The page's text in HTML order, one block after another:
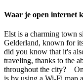
Waar je open internet
Elst is a charming town
Gelderland, known for
did you know that it's
traveling, thanks to the
throughout the city?
is by using a Wi-Fi map